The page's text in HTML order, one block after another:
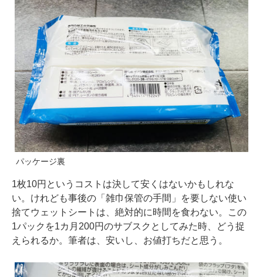
パッケージ裏
1枚10円というコストは決して安くはないかもしれな
い。けれども事後の「雑巾保管の手間」を要しない使い
捨てウェットシートは、絶対的に時間を食わない。この
1パックを1カ月200円のサブスクとしてみた時、どう捉
えられるか。筆者は、安いし、お値打ちだと思う。